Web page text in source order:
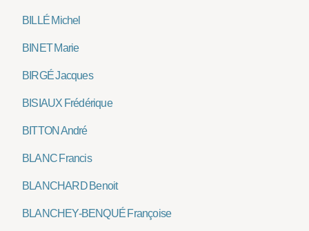
BILLÉ Michel
BINET Marie
BIRGÉ Jacques
BISIAUX Frédérique
BITTON André
BLANC Francis
BLANCHARD Benoit
BLANCHEY-BENQUÉ Françoise